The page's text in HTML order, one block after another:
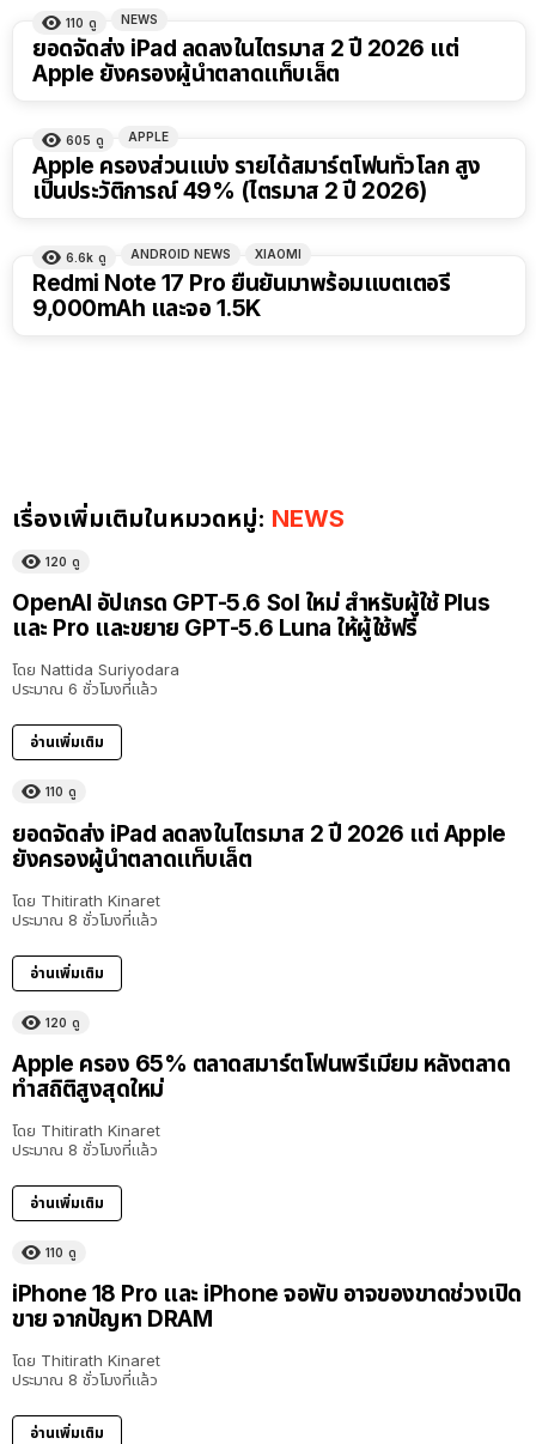
110 ดู NEWS
ยอดจัดส่ง iPad ลดลงในไตรมาส 2 ปี 2026 แต่
Apple ยังครองผู้นำตลาดแท็บเล็ต
605 ดู APPLE
Apple ครองส่วนแบ่ง รายได้สมาร์ตโฟนทั่วโลก สูง
เป็นประวัติการณ์ 49% (ไตรมาส 2 ปี 2026)
6.6k ดู ANDROID NEWS XIAOMI
Redmi Note 17 Pro ยืนยันมาพร้อมแบตเตอรี่
9,000mAh และจอ 1.5K
เรื่องเพิ่มเติมในหมวดหมู่: NEWS
120 ดู
OpenAI อัปเกรด GPT-5.6 Sol ใหม่ สำหรับผู้ใช้ Plus
และ Pro และขยาย GPT-5.6 Luna ให้ผู้ใช้ฟรี
โดย Nattida Suriyodara
ประมาณ 6 ชั่วโมงที่แล้ว
อ่านเพิ่มเติม
110 ดู
ยอดจัดส่ง iPad ลดลงในไตรมาส 2 ปี 2026 แต่ Apple
ยังครองผู้นำตลาดแท็บเล็ต
โดย Thitirath Kinaret
ประมาณ 8 ชั่วโมงที่แล้ว
อ่านเพิ่มเติม
120 ดู
Apple ครอง 65% ตลาดสมาร์ตโฟนพรีเมียม หลังตลาด
ทำสถิติสูงสุดใหม่
โดย Thitirath Kinaret
ประมาณ 8 ชั่วโมงที่แล้ว
อ่านเพิ่มเติม
110 ดู
iPhone 18 Pro และ iPhone จอพับ อาจของขาดช่วงเปิด
ขาย จากปัญหา DRAM
โดย Thitirath Kinaret
ประมาณ 8 ชั่วโมงที่แล้ว
อ่านเพิ่มเติม